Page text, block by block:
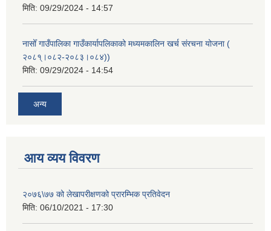
मिति: 09/29/2024 - 14:57
नासोँ गाउँपालिका गाउँकार्यापलिकाको मध्यमकालिन खर्च संरचना योजना (
२०८१्।०८२-२०८३।०८४))
मिति: 09/29/2024 - 14:54
अन्य
आय व्यय विवरण
२०७६\७७ को लेखापरीक्षणको प्रारम्भिक प्रतिवेदन
मिति: 06/10/2021 - 17:30